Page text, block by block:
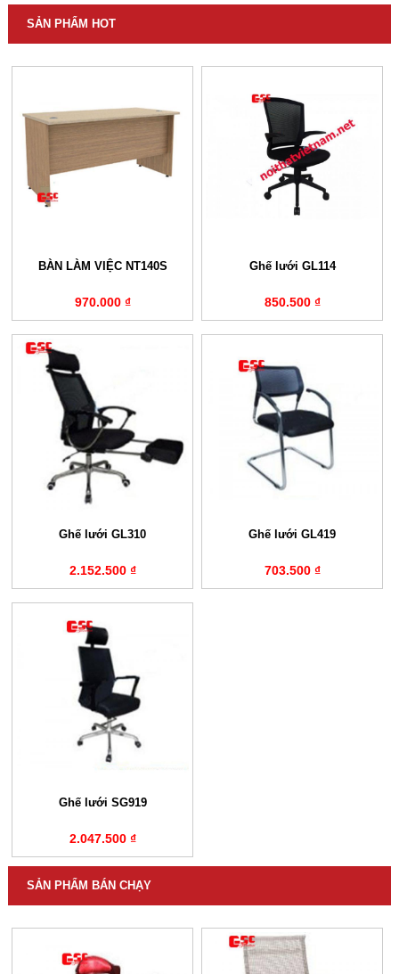
SẢN PHẨM HOT
BÀN LÀM VIỆC NT140S
970.000 ₫
Ghế lưới GL114
850.500 ₫
Ghế lưới GL310
2.152.500 ₫
Ghế lưới GL419
703.500 ₫
Ghế lưới SG919
2.047.500 ₫
SẢN PHẨM BÁN CHẠY